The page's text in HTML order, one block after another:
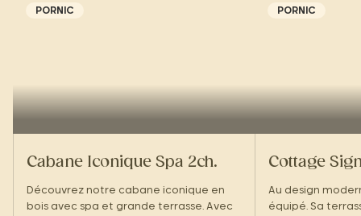
PORNIC
Cabane Iconique Spa 2ch.
Découvrez notre cabane iconique en
bois avec spa et grande terrasse. Avec
PORNIC
Cottage
Au design
équipé. Sa